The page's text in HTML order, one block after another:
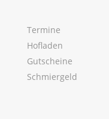
Termine
Hofladen
Gutscheine
Schmiergeld